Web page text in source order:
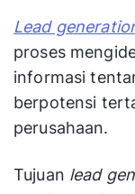
Lead
proses
informasi
berpotensi
perusahaan.
Tujuan lead